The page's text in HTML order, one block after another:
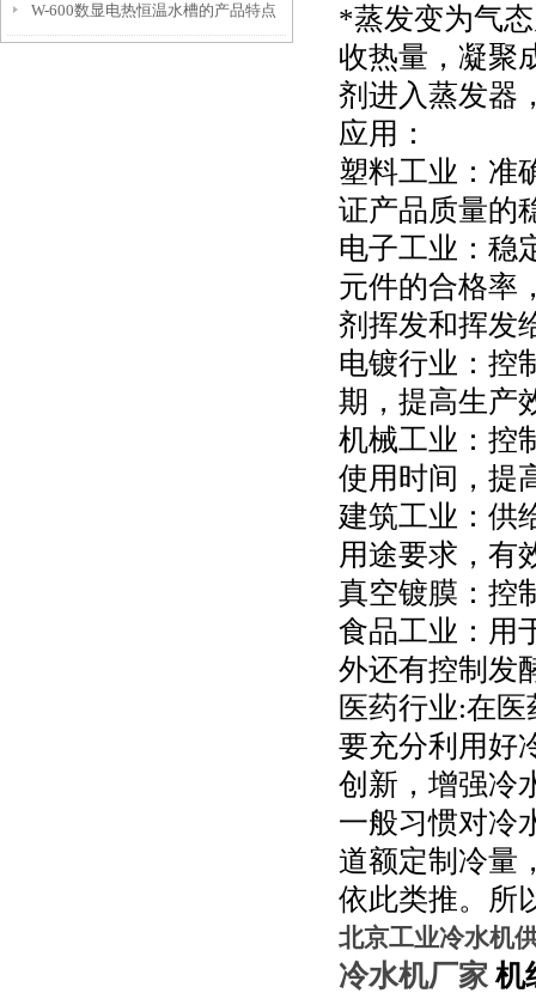
W-600数显电热恒温水槽的产品特点
*蒸发变为气
收热量，凝聚
剂进入蒸发器
应用：
塑料工业：准
证产品质量的
电子工业：稳
元件的合格率
剂挥发和挥发
电镀行业：控
期，提高生产
机械工业：控
使用时间，提
建筑工业：供
用途要求，有
真空镀膜：控
食品工业：用
外还有控制发
医药行业:在
要充分利用好
创新，增强冷
一般习惯对冷
道额定制冷量
依此类推。所
北京工业冷水机
冷水机厂家 机